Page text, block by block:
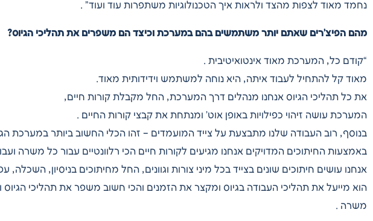
נחמד מאוד לצפות מהצד ולראות איך הטכנולוגיות משתפרות עוד ועוד” .
מהם הפיצ’רים שאתם יותר משתמשים בהם במערכת וכיצד הם משפרים את תהליכי הגיוס?
“קודם כל, המערכת מאוד אינטואיטיבית .
מאוד קל להתחיל לעבוד איתה, היא נוחה למשתמש וידידותית מאוד.
את כל תהליכי הגיוס אנחנו מנהלים דרך המערכת, החל מקבלת קורות חיים,
המערכת עושה זיהוי כפילויות באופן אוט’ ומנתחת את קבצי קורות החיים .
בנוסף, רוב העבודה שלנו מתבצעת על צייד המועמדים – זהו הכלי החשוב ביותר במערכת
באמצעות החיתוכים המדויקים אנחנו מגיעים לקורות חיים הכי רלוונטיים עבור כל משרה
אנחנו עושים חיתוכים שונים בצייד בכל מיני צורות וגוונים, החל מחיתוכים בניסיון, השכלה,
הוא מייעל את תהליכי העבודה בגיוס ומקצר את הזמנים והכי חשוב משפר את תהליכי הגיוס
משרה .